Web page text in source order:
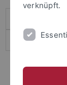
verknüpft.